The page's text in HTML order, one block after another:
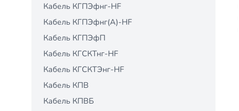
Кабель КГПЭфнг-HF
Кабель КГПЭфнг(А)-HF
Кабель КГПЭфП
Кабель КГСКТнг-HF
Кабель КГСКТЭнг-HF
Кабель КПВ
Кабель КПВБ